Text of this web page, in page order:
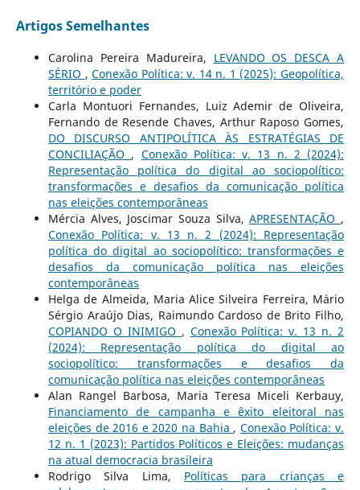
Artigos Semelhantes
Carolina Pereira Madureira, LEVANDO OS DESCA A
SÉRIO ,Conexão Política: v. 14 n. 1 (2025): Geopolítica,
território e poder
Carla Montuori Fernandes, Luiz Ademir de Oliveira,
Fernando de Resende Chaves, Arthur Raposo Gomes,
DO DISCURSO ANTIPOLÍTICA ÀS ESTRATÉGIAS DE
CONCILIAÇÃO , Conexão Política: v. 13 n. 2 (2024):
Representação política do digital ao sociopolítico:
transformações e desafios da comunicação política
nas eleições contemporâneas
Mércia Alves, Joscimar Souza Silva,APRESENTAÇÃO ,
Conexão Política: v. 13 n. 2 (2024): Representação
política do digital ao sociopolítico: transformações e
desafios da comunicação política nas eleições
contemporâneas
Helga de Almeida, Maria Alice Silveira Ferreira, Mário
Sérgio Araújo Dias, Raimundo Cardoso de Brito Filho,
COPIANDO O INIMIGO , Conexão Política: v. 13 n. 2
(2024): Representação política do digital ao
sociopolítico: transformações e desafios da
comunicação política nas eleições contemporâneas
Alan Rangel Barbosa, Maria Teresa Miceli Kerbauy,
Financiamento de campanha e êxito eleitoral nas
eleições de 2016 e 2020 na Bahia , Conexão Política: v.
12 n. 1 (2023): Partidos Políticos e Eleições: mudanças
na atual democracia brasileira
Rodrigo Silva Lima, Políticas para crianças e